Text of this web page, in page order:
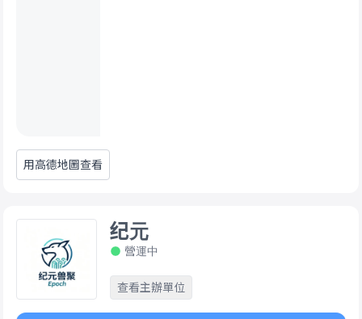
用高德地圖查看
纪元
營運中
查看主辦單位